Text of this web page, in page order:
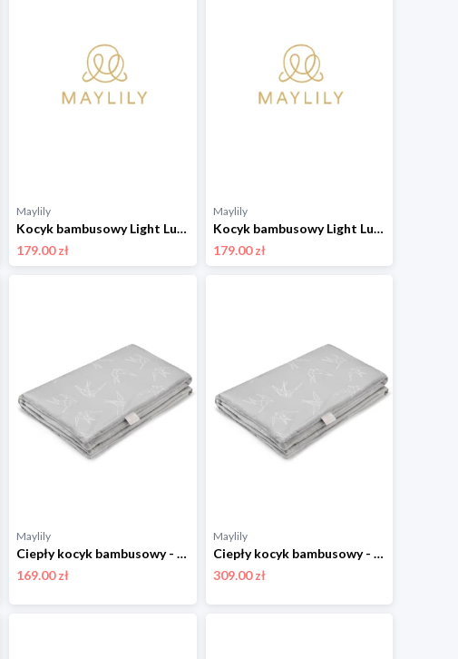
Maylily
Kocyk bambusowy Light Luxe - Stan nieważkości - grey
179.00 zł
Maylily
Kocyk bambusowy Light Luxe - Rajskie ptaszki - grey
179.00 zł
Maylily
Ciepły kocyk bambusowy - Jaskółki - srebrny 75x100 cm
169.00 zł
Maylily
Ciepły kocyk bambusowy - Jaskółki - srebrny 110x150 cm
309.00 zł